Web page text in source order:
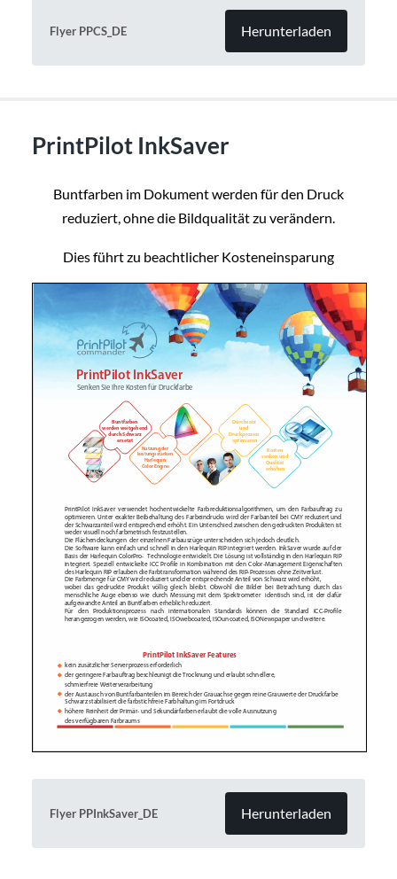
Flyer PPCS_DE Herunterladen
PrintPilot InkSaver
Buntfarben im Dokument werden für den Druck
reduziert, ohne die Bildqualität zu verändern.
Dies führt zu beachtlicher Kosteneinsparung
Flyer PPInkSaver_DE Herunterladen